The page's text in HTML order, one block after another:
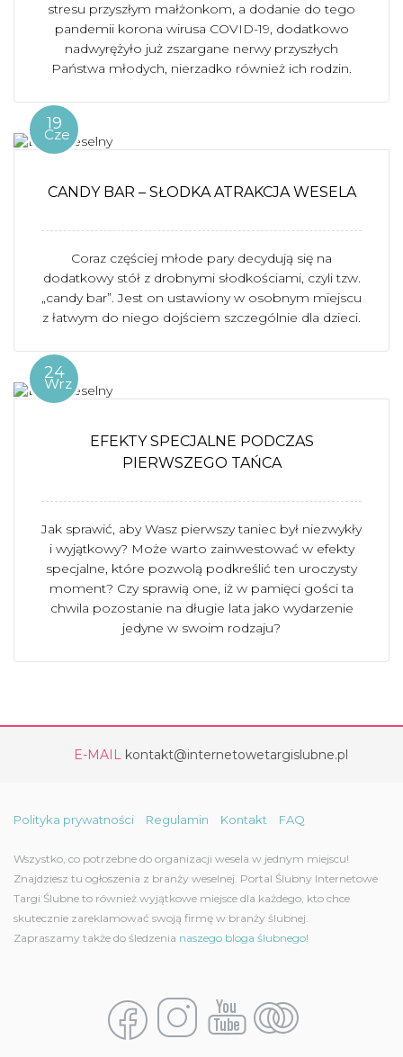
stresu przyszłym małżonkom, a dodanie do tego
pandemii korona wirusa COVID-19, dodatkowo
nadwyrężyło już zszargane nerwy przyszłych
Państwa młodych, nierzadko również ich rodzin.
19
Cze
CANDY BAR – SŁODKA ATRAKCJA WESELA
Coraz częściej młode pary decydują się na
dodatkowy stół z drobnymi słodkościami, czyli tzw.
„candy bar”. Jest on ustawiony w osobnym miejscu
z łatwym do niego dojściem szczególnie dla dzieci.
24
Wrz
EFEKTY SPECJALNE PODCZAS
PIERWSZEGO TAŃCA
Jak sprawić, aby Wasz pierwszy taniec był niezwykły
i wyjątkowy? Może warto zainwestować w efekty
specjalne, które pozwolą podkreślić ten uroczysty
moment? Czy sprawią one, iż w pamięci gości ta
chwila pozostanie na długie lata jako wydarzenie
jedyne w swoim rodzaju?
E-MAIL kontakt@internetowetargislubne.pl
Polityka prywatności Regulamin Kontakt FAQ
Wszystko, co potrzebne do organizacji wesela w jednym miejscu!
Znajdziesz tu ogłoszenia z branży weselnej. Portal Ślubny Internetowe
Targi Ślubne to również wyjątkowe miejsce dla każdego, kto chce
skutecznie zareklamować swoją firmę w branży ślubnej.
Zapraszamy także do śledzenia naszego bloga ślubnego!